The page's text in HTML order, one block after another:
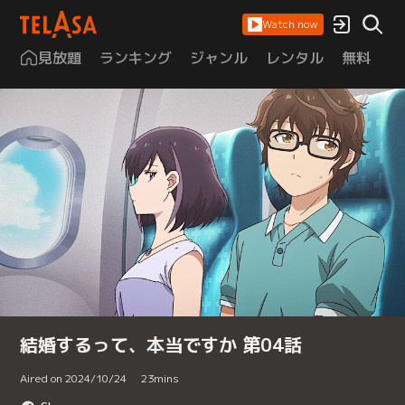
Watch now
見放題 ランキング ジャンル レンタル 無料
結婚するって、本当ですか 第04話
Aired on 2024/10/24 23mins